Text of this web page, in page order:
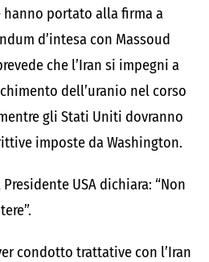
hanno portato alla firma a
d’intesa con Massoud
che l’Iran si impegni a
dell’uranio nel corso
gli Stati Uniti dovranno
imposte da Washington.
USA dichiara: “Non
condotto trattative con l’Iran